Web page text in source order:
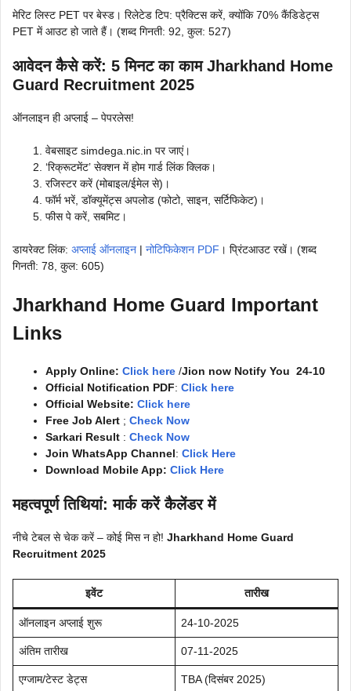
मेरिट लिस्ट PET पर बेस्ड। रिलेटेड टिप: प्रैक्टिस करें, क्योंकि 70% कैंडिडेट्स
PET में आउट हो जाते हैं। (शब्द गिनती: 92, कुल: 527)
आवेदन कैसे करें: 5 मिनट का कामJharkhand Home
Guard Recruitment 2025
ऑनलाइन ही अप्लाई – पेपरलेस!
वेबसाइट simdega.nic.in पर जाएं।
‘रिक्रूटमेंट’ सेक्शन में होम गार्ड लिंक क्लिक।
रजिस्टर करें (मोबाइल/ईमेल से)।
फॉर्म भरें, डॉक्यूमेंट्स अपलोड (फोटो, साइन, सर्टिफिकेट)।
फीस पे करें, सबमिट।
डायरेक्ट लिंक: अप्लाई ऑनलाइन | नोटिफिकेशन PDF । प्रिंटआउट रखें। (शब्द
गिनती: 78, कुल: 605)
Jharkhand Home Guard Important
Links
Apply Online: Click here /Jion now Notify You 24-10
Official Notification PDF: Click here
Official Website: Click here
Free Job Alert ; Check Now
Sarkari Result : Check Now
Join WhatsApp Channel: Click Here
Download Mobile App: Click Here
महत्वपूर्ण तिथियां: मार्क करें कैलेंडर में
नीचे टेबल से चेक करें – कोई मिस न हो! Jharkhand Home Guard
Recruitment 2025
इवेंट तारीख
ऑनलाइन अप्लाई शुरू 24-10-2025
अंतिम तारीख 07-11-2025
एग्जाम/टेस्ट डेट्स TBA (दिसंबर 2025)